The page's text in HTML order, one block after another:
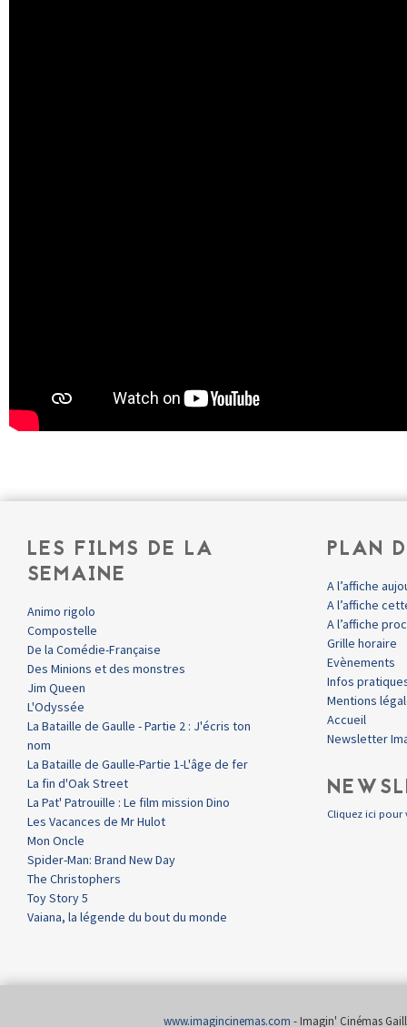
LES FILMS DE LA
SEMAINE
Animo rigolo
Compostelle
De la Comédie-Française
Des Minions et des monstres
Jim Queen
L'Odyssée
La Bataille de Gaulle - Partie 2 : J'écris ton
nom
La Bataille de Gaulle-Partie 1-L'âge de fer
La fin d'Oak Street
La Pat' Patrouille : Le film mission Dino
Les Vacances de Mr Hulot
Mon Oncle
Spider-Man: Brand New Day
The Christophers
Toy Story 5
Vaiana, la légende du bout du monde
PLAN
A l’affiche
A l’affiche
A l’affiche
Grille horaire
Evènements
Infos
Mentions
Accueil
Newsletter
Cliquez ici pour
www.imagincinemas.com - Imagin' Cinémas